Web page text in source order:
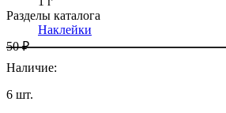
Разделы каталога
Наклейки
50 ₽
Наличие:
6 шт.